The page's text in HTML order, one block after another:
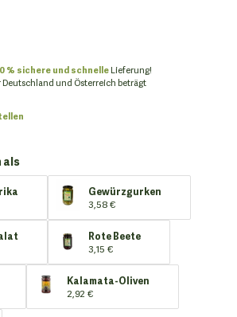
% sichere und schnelleLieferung!
und Österreich beträgt
als
Gewürzgurken
3,58 €
Rote Beete
3,15 €
Kalamata-Oliven
2,92 €